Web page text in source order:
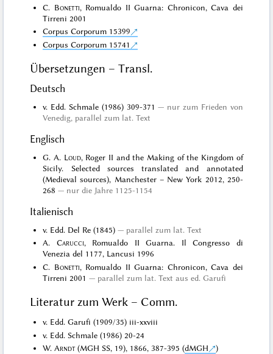
C. Bonetti, Romualdo II Guarna: Chronicon, Cava dei
Tirreni 2001
Corpus Corporum 15399
Corpus Corporum 15741
Übersetzungen – Transl.
Deutsch
v. Edd. Schmale (1986) 309-371
nur zum Frieden von
Venedig, parallel zum lat. Text
Englisch
G. A. Loud, Roger II and the Making of the Kingdom of
Sicily. Selected sources translated and annotated
(Medieval sources), Manchester – New York 2012, 250-
268
nur die Jahre 1125-1154
Italienisch
v. Edd. Del Re (1845)
parallel zum lat. Text
A. Carucci, Romualdo II Guarna. Il Congresso di
Venezia del 1177, Lancusi 1996
C. Bonetti, Romualdo II Guarna: Chronicon, Cava dei
Tirreni 2001
parallel zum lat. Text aus ed. Garufi
Literatur zum Werk – Comm.
v. Edd. Garufi (1909/35) iii-xxviii
v. Edd. Schmale (1986) 20-24
W.Arndt(MGH SS, 19), 1866, 387-395 (dMGH
)